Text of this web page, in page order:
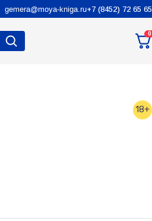
gemera@moya-kniga.ru+7 (8452) 72 65 65
0
18+